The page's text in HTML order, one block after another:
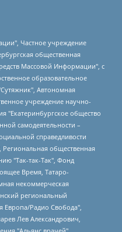
Автономная некоммерческая организация Краснодарский центр современного искусства "Типография", Моргенштерн Алишер Тагирович, Соболь Любовь Эдуардовна, Общество с ограниченной ответственностью "ЛИЗА НОРМ", Каспаров Гарри Кимович, Ходорковский Михаил Борисович, Общество с ограниченной ответственностью "Апрельские тезисы", Данилович Ирина Брониславовна, Кашин Олег Владимирович, Петров Николай Владимирович, Пивоваров Алексей Владимирович, Соколов Михаил Владимирович, Цветкова Юлия Владимировна, Чичваркин Евгений Александрович, Комитет против пыток/Команда против пыток, Общество с ограниченной ответственностью "Первый научный", Общество с ограниченной ответственностью "Вертолет и ко", Белоцерковская Вероника Борисовна, Кац Максим Евгеньевич, Лазарева Татьяна Юрьевна, Шаведдинов Руслан Табризович, Яшин Илья Валерьевич, Общество с ограниченной ответственностью "Иноагент ААВ", Алешковский Дмитрий Петрович, Альбац Евгения Марковна, Быков Дмитрий Львович, Галямина Юлия Евгеньевна, Лойко Сергей Леонидович, Мартынов Кирилл Константинович, Медведев Сергей Александрович, Крашенинников Федор Геннадиевич, Гордеева Катерина Вл